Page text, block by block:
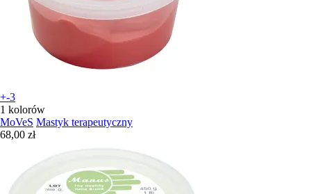
+-3
1 kolorów
MoVeS Mastyk terapeutyczny
68,00 zł